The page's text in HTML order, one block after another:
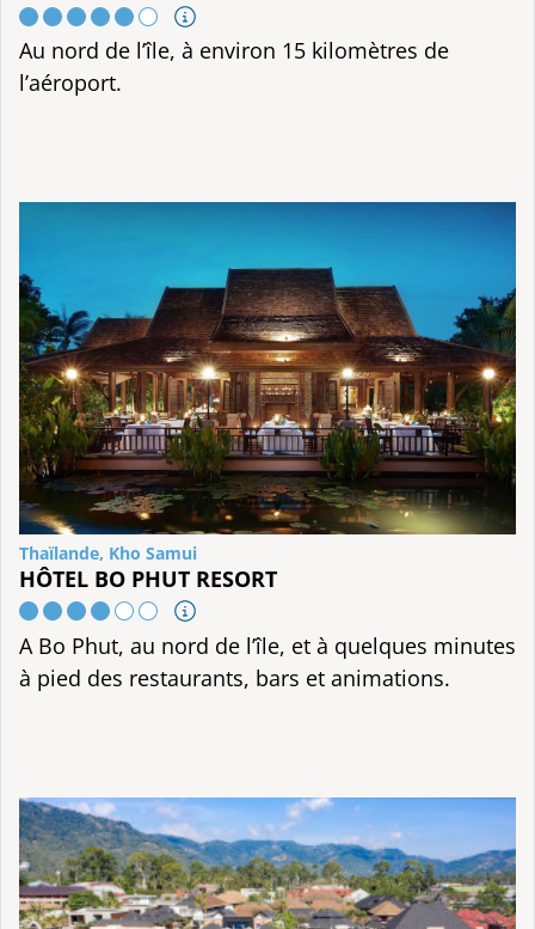
Au nord de l’île, à environ 15 kilomètres de
l’aéroport.
Thaïlande, Kho Samui
HÔTEL BO PHUT RESORT
A Bo Phut, au nord de l’île, et à quelques minutes
à pied des restaurants, bars et animations.